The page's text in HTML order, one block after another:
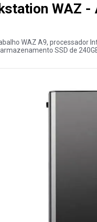
WAZ -
WAZ A9, processador
SSD de
5º
7º